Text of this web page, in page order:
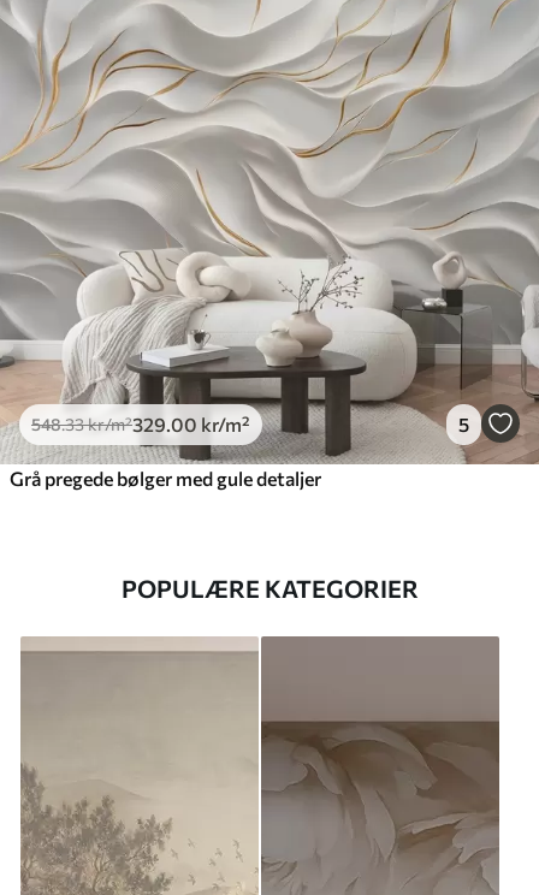
548.33kr/m²329 .00 kr/m² 5
Grå pregede bølger med gule detaljer
POPULÆRE KATEGORIER